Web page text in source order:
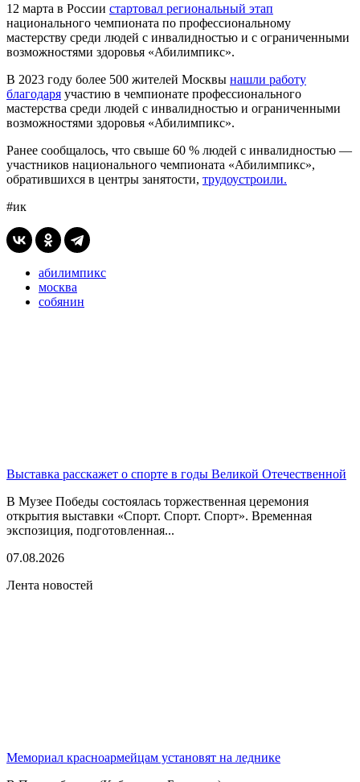
12 марта в России стартовал региональный этап
национального чемпионата по профессиональному
мастерству среди людей с инвалидностью и с ограниченными
возможностями здоровья «Абилимпикс».
В 2023 году более 500 жителей Москвы нашли работу
благодаря участию в чемпионате профессионального
мастерства среди людей с инвалидностью и ограниченными
возможностями здоровья «Абилимпикс».
Ранее сообщалось, что свыше 60 % людей с инвалидностью —
участников национального чемпионата «Абилимпикс»,
обратившихся в центры занятости, трудоустроили.
#ик
абилимпикс
москва
собянин
Выставка расскажет о спорте в годы Великой Отечественной
В Музее Победы состоялась торжественная церемония
открытия выставки «Спорт. Спорт. Спорт». Временная
экспозиция, подготовленная...
07.08.2026
Лента новостей
Мемориал красноармейцам установят на леднике